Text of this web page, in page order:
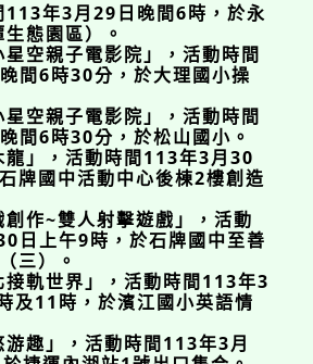
113年3月29日晚間6時，於永
態園區）。
星空親子電影院」，活動時間
間6時30分，於大理國小操
星空親子電影院」，活動時間
間6時30分，於松山國小。
龍」，活動時間113年3月30
牌國中活動中心後棟2樓創造
創作~雙人射擊遊戲」，活動
日上午9時，於石牌國中至善
三）。
接軌世界」，活動時間113年3
及11時，於濱江國小英語情
游趣」，活動時間113年3月